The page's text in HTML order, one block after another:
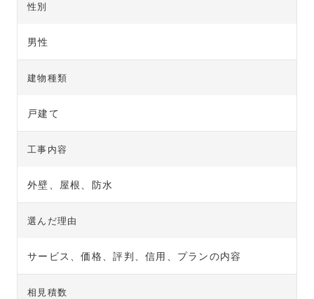
性別
男性
建物種類
戸建て
工事内容
外壁、屋根、防水
選んだ理由
サービス、価格、評判、信用、プランの内容
相見積数